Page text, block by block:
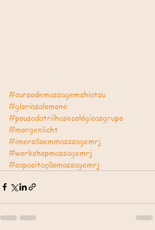
#cursodemassagemshiatsu
#gloriasalomone
#pousadatrilhasecológicasgrupo
#morgenlicht
#imersãoemmasssagemrj
#workshopmassagemrj
#capacitaçãomassagemrj